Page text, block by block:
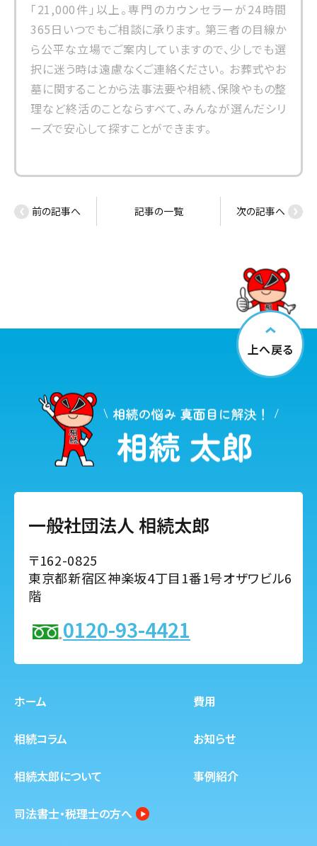
「21,000件」以上。専門のカウンセラーが24時間
365日いつでもご相談に承ります。 第三者の目線か
ら公平な立場でご案内していますので、少しでも選
択に迷う時は遠慮なくご連絡ください。 お葬式やお
墓に関することから法事法要や相続、保険やもの整
理など終活のことならすべて、みんなが選んだシリ
ーズで安心して探すことができます。
前の記事へ 記事の一覧 次の記事へ
上へ戻る
一般社団法人 相続太郎
〒162-0825
東京都新宿区神楽坂4丁目1番1号オザワビル6
階
0120-93-4421
ホーム 費用
相続コラム お知らせ
相続太郎について 事例紹介
司法書士・税理士の方へ